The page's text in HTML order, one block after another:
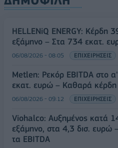
HELLENiQ ENERGY: Κέρδη
εξάμηνο – Στα 734 εκατ.
06/08/2026 - 08:05 ΕΠΙΧΕΙΡΗΣΕΙΣ
Metlen: Ρεκόρ EBITDA στο
εκατ. ευρώ – Καθαρά
06/08/2026 - 09:12 ΕΠΙΧΕΙΡΗΣΕΙΣ
Viohalco: Αυξημένος κατά
εξάμηνο, στα 4,3 δισ. ευρώ
τα EBITDA